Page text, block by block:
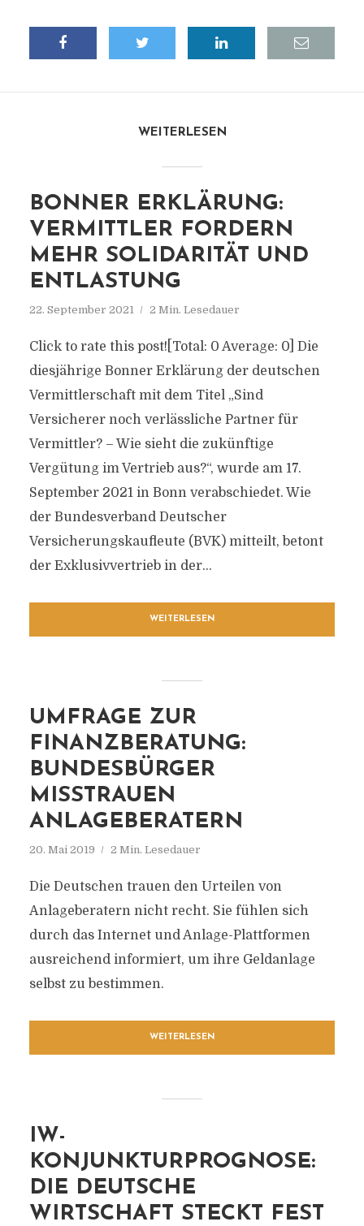
WEITERLESEN
BONNER ERKLÄRUNG:
VERMITTLER FORDERN
MEHR SOLIDARITÄT UND
ENTLASTUNG
22. September 2021 2 Min. Lesedauer
Click to rate this post![Total: 0 Average: 0] Die
diesjährige Bonner Erklärung der deutschen
Vermittlerschaft mit dem Titel „Sind
Versicherer noch verlässliche Partner für
Vermittler? – Wie sieht die zukünftige
Vergütung im Vertrieb aus?“, wurde am 17.
September 2021 in Bonn verabschiedet. Wie
der Bundesverband Deutscher
Versicherungskaufleute (BVK) mitteilt, betont
der Exklusivvertrieb in der...
WEITERLESEN
UMFRAGE ZUR
FINANZBERATUNG:
BUNDESBÜRGER
MISSTRAUEN
ANLAGEBERATERN
20. Mai 2019 2 Min. Lesedauer
Die Deutschen trauen den Urteilen von
Anlageberatern nicht recht. Sie fühlen sich
durch das Internet und Anlage-Plattformen
ausreichend informiert, um ihre Geldanlage
selbst zu bestimmen.
WEITERLESEN
IW-
KONJUNKTURPROGNOSE:
DIE DEUTSCHE
WIRTSCHAFT STECKT FEST